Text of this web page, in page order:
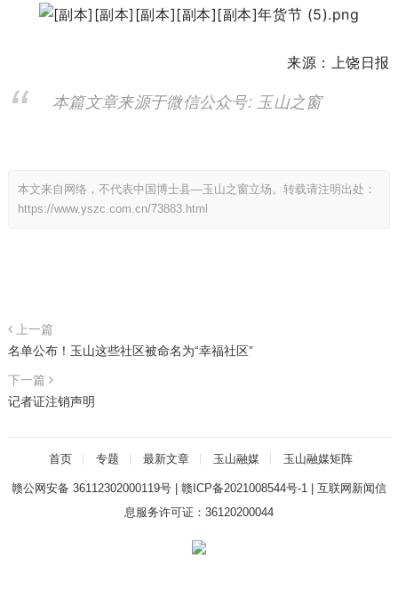
来源：上饶日报
本篇文章来源于微信公众号: 玉山之窗
本文来自网络，不代表中国博士县—玉山之窗立场。转载请注明出处：
https://www.yszc.com.cn/73883.html
上一篇
名单公布！玉山这些社区被命名为“幸福社区”
下一篇
记者证注销声明
首页 专题 最新文章 玉山融媒 玉山融媒矩阵
赣公网安备 36112302000119号| 赣ICP备2021008544号-1| 互联网新闻信
息服务许可证：36120200044